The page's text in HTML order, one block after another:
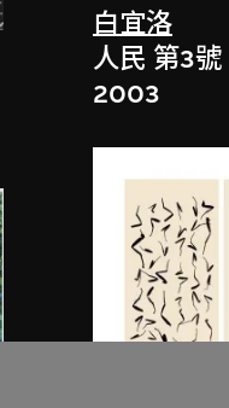
白宜洛
人民 第3號
2003